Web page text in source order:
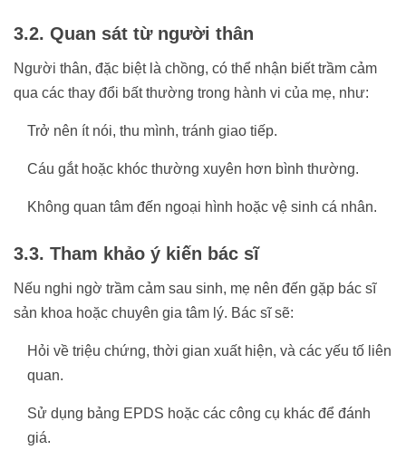
3.2. Quan sát từ người thân
Người thân, đặc biệt là chồng, có thể nhận biết trầm cảm
qua các thay đổi bất thường trong hành vi của mẹ, như:
Trở nên ít nói, thu mình, tránh giao tiếp.
Cáu gắt hoặc khóc thường xuyên hơn bình thường.
Không quan tâm đến ngoại hình hoặc vệ sinh cá nhân.
3.3. Tham khảo ý kiến bác sĩ
Nếu nghi ngờ trầm cảm sau sinh, mẹ nên đến gặp bác sĩ
sản khoa hoặc chuyên gia tâm lý. Bác sĩ sẽ:
Hỏi về triệu chứng, thời gian xuất hiện, và các yếu tố liên
quan.
Sử dụng bảng EPDS hoặc các công cụ khác để đánh
giá.